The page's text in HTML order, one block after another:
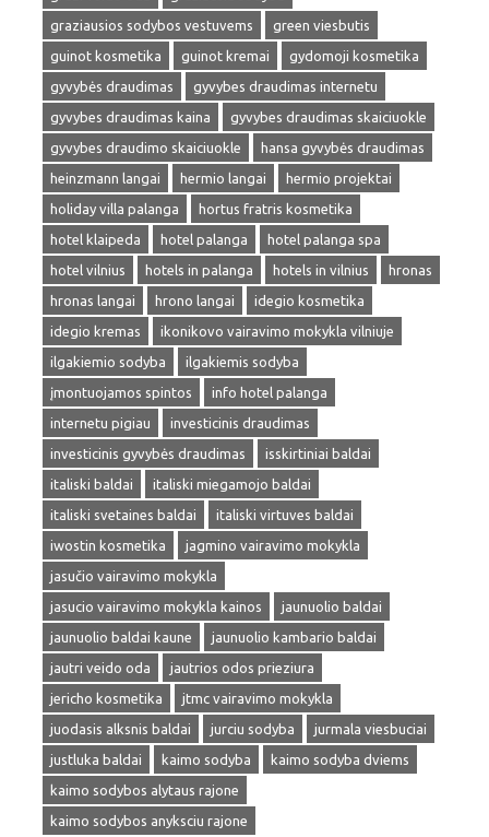
graziausios sodybos vestuvems
green viesbutis
guinot kosmetika
guinot kremai
gydomoji kosmetika
gyvybės draudimas
gyvybes draudimas internetu
gyvybes draudimas kaina
gyvybes draudimas skaiciuokle
gyvybes draudimo skaiciuokle
hansa gyvybės draudimas
heinzmann langai
hermio langai
hermio projektai
holiday villa palanga
hortus fratris kosmetika
hotel klaipeda
hotel palanga
hotel palanga spa
hotel vilnius
hotels in palanga hotels in vilnius
hronas
hronas langai
hrono langai
idegio kosmetika
idegio kremas
ikonikovo vairavimo mokykla vilniuje
ilgakiemio sodyba
ilgakiemis sodyba
įmontuojamos spintos
info hotel palanga
internetu pigiau
investicinis draudimas
investicinis gyvybės draudimas
isskirtiniai baldai
italiski baldai
italiski miegamojo baldai
italiski svetaines baldai
italiski virtuves baldai
iwostin kosmetika
jagmino vairavimo mokykla
jasučio vairavimo mokykla
jasucio vairavimo mokykla kainos
jaunuolio baldai
jaunuolio baldai kaune
jaunuolio kambario baldai
jautri veido oda
jautrios odos prieziura
jericho kosmetika
jtmc vairavimo mokykla
juodasis alksnis baldai
jurciu sodyba
jurmala viesbuciai
justluka baldai
kaimo sodyba
kaimo sodyba dviems
kaimo sodybos alytaus rajone
kaimo sodybos anyksciu rajone